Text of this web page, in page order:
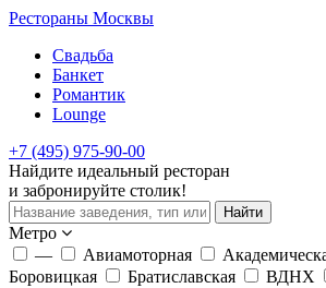
Рестораны Москвы
Свадьба
Банкет
Романтик
Lounge
+7 (495) 975-90-00
Найдите идеальный ресторан
и забронируйте столик!
Найти
Метро
—
Авиамоторная
Боровицкая
Братиславская ВДНХ